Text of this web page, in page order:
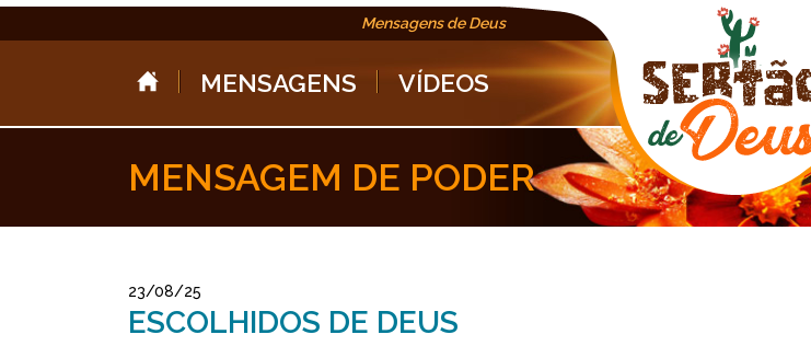
Mensagens de Deus
MENSAGENS VÍDEOS
MENSAGEM DE PODER
23/08/25
ESCOLHIDOS DE DEUS